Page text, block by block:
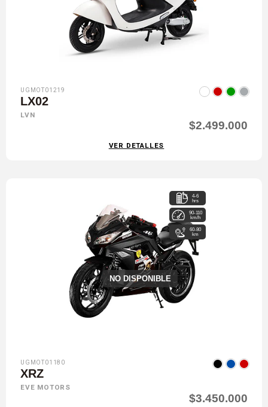
UGMOT01219
LX02
LVN
$2.499.000
VER DETALLES
NO DISPONIBLE
4-6
hrs
90-110
km/h
60-80
km
UGMOT01180
XRZ
EVE MOTORS
$3.450.000